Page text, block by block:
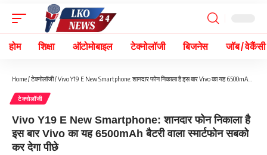
होम शिक्षा ऑटोमोबाइल टेक्नोलॉजी बिजनेस जॉब / वेकैंसी
Home/टेक्नोलॉजी/Vivo Y19 E New Smartphone: शानदार फोन निकाला है इस बार Vivo का यह 6500mAh बैटरी वाला स्मार्टफोन सबको कर देगा पीछे
टेक्नोलॉजी
Vivo Y19 E New Smartphone: शानदार फोन निकाला है
इस बार Vivo का यह 6500mAh बैटरी वाला स्मार्टफोन सबको
कर देगा पीछे